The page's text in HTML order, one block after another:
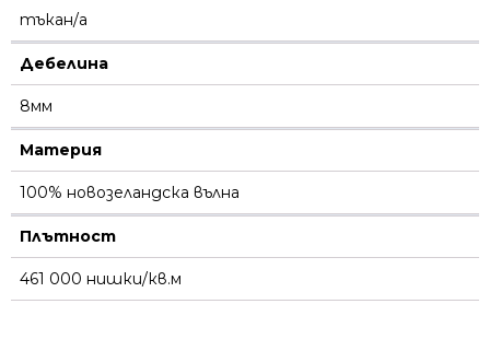
тъкан/а
Дебелина
8мм
Материя
100% новозеландска вълна
Плътност
461 000 нишки/кв.м